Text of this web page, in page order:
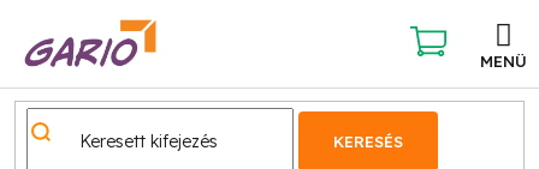
KERESÉS
KOSÁR